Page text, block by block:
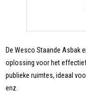
De Wesco Staande Asbak
oplossing voor het
publieke ruimtes, ideaal
enz.